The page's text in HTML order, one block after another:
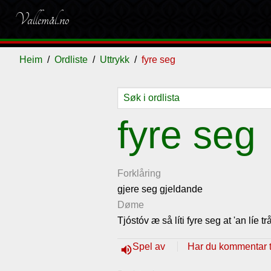
Vallemål.no
Heim Ordliste Uttrykk fyre seg
fyre seg
Forklåring
gjere seg gjeldande
Døme
Tjóstóv æ så líti fyre seg at 'an líe
volume_upSpel av Har du kommentar